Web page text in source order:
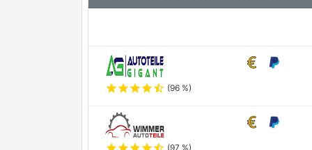
starstarstarstarstar_half (96 %)
(97 %)